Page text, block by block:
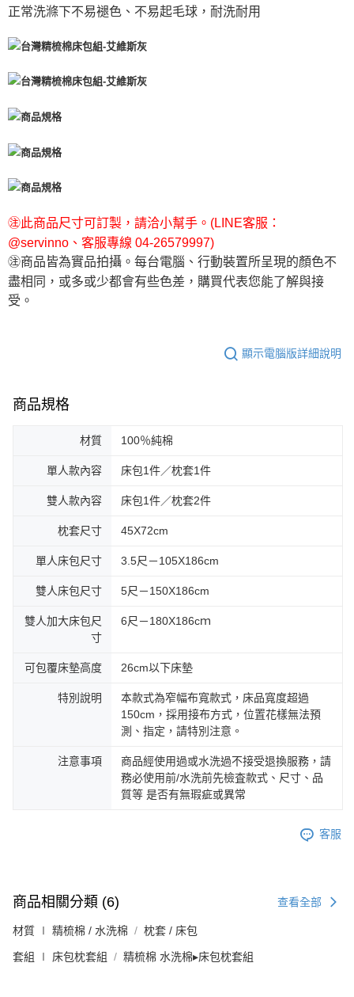
正常洗滌下不易褪色、不易起毛球，耐洗耐用
㊟此商品尺寸可訂製，請洽小幫手。(LINE客服：
@servinno、客服專線 04-26579997)
㊟商品皆為實品拍攝。每台電腦、行動裝置所呈現的顏色不
盡相同，或多或少都會有些色差，購買代表您能了解與接
受。
顯示電腦版詳細說明
商品規格
材質 100％純棉
單人款內容 床包1件／枕套1件
雙人款內容 床包1件／枕套2件
枕套尺寸 45X72cm
單人床包尺寸 3.5尺－105X186cm
雙人床包尺寸 5尺－150X186cm
雙人加大床包尺
寸
6尺－180X186cｍ
可包覆床墊高度 26cm以下床墊
特別說明
本款式為窄幅布寬款式，床品寬度超過
150cm，採用接布方式，位置花樣無法預
測、指定，請特別注意。
注意事項
商品經使用過或水洗過不接受退換服務，請
務必使用前/水洗前先檢査款式、尺寸、品
質等 是否有無瑕疵或異常
客服
商品相關分類 (6) 查看全部
材質 ∣ 精梳棉 / 水洗棉 枕套 / 床包
套組 ∣ 床包枕套組 精梳棉 水洗棉▸床包枕套組